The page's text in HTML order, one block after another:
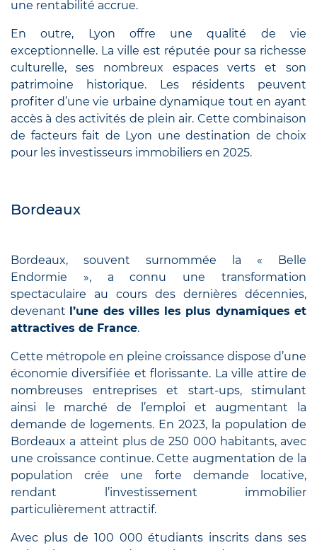
une rentabilité accrue.
En outre, Lyon offre une qualité de vie
exceptionnelle. La ville est réputée pour sa richesse
culturelle, ses nombreux espaces verts et son
patrimoine historique. Les résidents peuvent
profiter d’une vie urbaine dynamique tout en ayant
accès à des activités de plein air. Cette combinaison
de facteurs fait de Lyon une destination de choix
pour les investisseurs immobiliers en 2025.
Bordeaux
Bordeaux, souvent surnommée la « Belle
Endormie », a connu une transformation
spectaculaire au cours des dernières décennies,
devenant l’une des villes les plus dynamiques et
attractives de France.
Cette métropole en pleine croissance dispose d’une
économie diversifiée et florissante. La ville attire de
nombreuses entreprises et start-ups, stimulant
ainsi le marché de l’emploi et augmentant la
demande de logements. En 2023, la population de
Bordeaux a atteint plus de 250 000 habitants, avec
une croissance continue. Cette augmentation de la
population crée une forte demande locative,
rendant l’investissement immobilier
particulièrement attractif.
Avec plus de 100 000 étudiants inscrits dans ses